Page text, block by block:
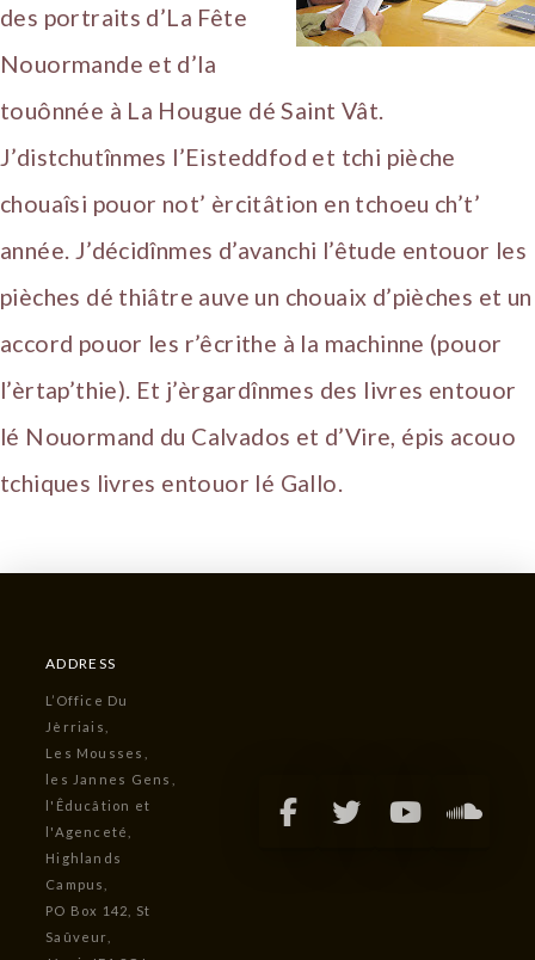
des portraits d’La Fête
Nouormande et d’la
touônnée à La Hougue dé Saint Vât.
J’distchutînmes l’Eisteddfod et tchi pièche
chouaîsi pouor not’ èrcitâtion en tchoeu ch’t’
année. J’décidînmes d’avanchi l’êtude entouor les
pièches dé thiâtre auve un chouaix d’pièches et un
accord pouor les r’êcrithe à la machinne (pouor
l’èrtap’thie). Et j’èrgardînmes des livres entouor
lé Nouormand du Calvados et d’Vire, épis acouo
tchiques livres entouor lé Gallo.
ADDRESS
L’Office Du
Jèrriais,
Les Mousses,
les Jannes Gens,
l'Êducâtion et
l'Agenceté,
Highlands
Campus,
PO Box 142, St
Saûveur,